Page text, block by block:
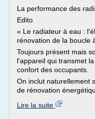
La performance des
Edito
« Le radiateur à eau :
rénovation de la boucle
Toujours présent mais
l'appareil qui transmet
confort des occupants.
On inclut naturellement
de rénovation
Lire la suite